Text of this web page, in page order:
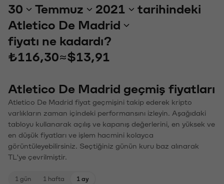
30 Temmuz 2021
tarihindeki
Atletico De Madrid
fiyatı ne kadardı?
₺116,30≈$13,91
Atletico De Madrid geçmiş fiyatları
Atletico De Madrid fiyat geçmişini takip ederek kripto
varlıkların zaman içindeki performansını izleyin. Aşağıdaki
tabloyu kullanarak açılış ve kapanış değerlerini, en yüksek ve
en düşük fiyatları ve işlem hacmini kolayca
görüntüleyebilirsiniz. Seçtiğiniz günün kuru baz alınarak
TL'ye çevrilmiştir.
1 gün 1 hafta 1 ay